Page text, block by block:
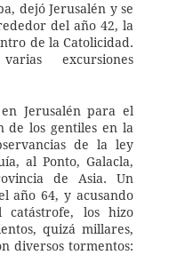
dejó Jerusalén y se
del año 42, la
de la Catolicidad.
excursiones
Jerusalén para el
de los gentiles en la
de la ley
al Ponto, Galacla,
de Asia. Un
año 64, y acusando
los hizo
quizá millares,
diversos tormentos: